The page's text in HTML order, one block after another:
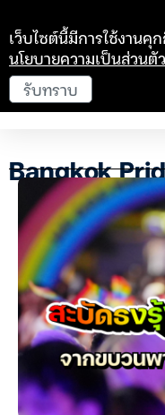
Bangkok
เว็บไซต์นี้มีการใช้งานคุ
นโยบายความเป็นส่วนตัว
รับทราบ